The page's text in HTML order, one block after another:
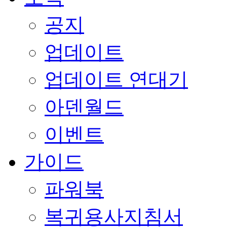
공지
업데이트
업데이트 연대기
아덴월드
이벤트
가이드
파워북
복귀용사지침서